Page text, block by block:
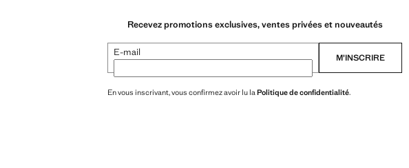
Recevez promotions exclusives, ventes privées et nouveautés
E-mail M’INSCRIRE
En vous inscrivant, vous confirmez avoir lu la Politique de confidentialité.